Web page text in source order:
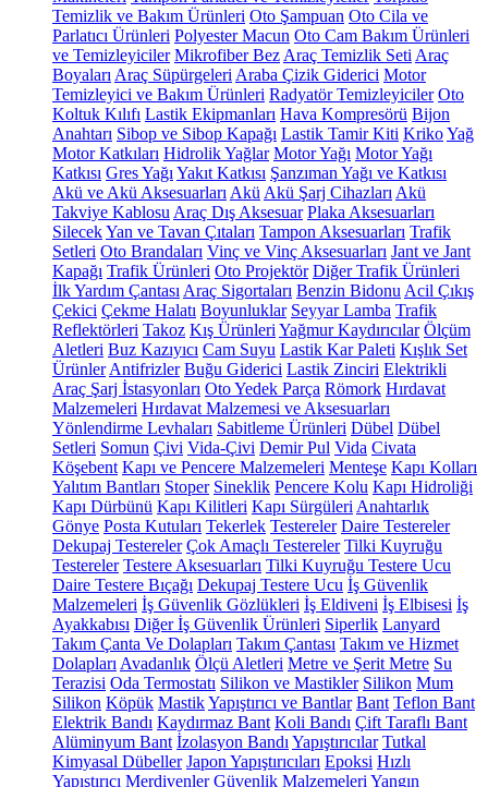
Temizlik ve Bakım Ürünleri Oto Şampuan Oto Cila ve
Parlatıcı Ürünleri Polyester Macun Oto Cam Bakım Ürünleri
ve Temizleyiciler Mikrofiber Bez Araç Temizlik Seti Araç
Boyaları Araç Süpürgeleri Araba Çizik Giderici Motor
Temizleyici ve Bakım Ürünleri Radyatör Temizleyiciler Oto
Koltuk Kılıfı Lastik Ekipmanları Hava Kompresörü Bijon
Anahtarı Sibop ve Sibop Kapağı Lastik Tamir Kiti KrikoYağ
Motor Katkıları Hidrolik Yağlar Motor Yağı Motor Yağı
Katkısı Gres Yağı Yakıt Katkısı Şanzıman Yağı ve Katkısı
Akü ve Akü Aksesuarları Akü Akü Şarj Cihazları Akü
Takviye Kablosu Araç Dış Aksesuar Plaka Aksesuarları
SilecekYan ve Tavan Çıtaları Tampon Aksesuarları Trafik
Setleri Oto Brandaları Vinç ve Vinç Aksesuarları Jant ve Jant
Kapağı Trafik Ürünleri Oto Projektör Diğer Trafik Ürünleri
İlk Yardım Çantası Araç Sigortaları Benzin Bidonu Acil Çıkış
Çekici Çekme Halatı Boyunluklar Seyyar Lamba Trafik
Reflektörleri Takoz Kış Ürünleri Yağmur Kaydırıcılar Ölçüm
Aletleri Buz Kazıyıcı Cam Suyu Lastik Kar Paleti Kışlık Set
Ürünler Antifrizler Buğu Giderici Lastik Zinciri Elektrikli
Araç Şarj İstasyonları Oto Yedek Parça Römork Hırdavat
Malzemeleri Hırdavat Malzemesi ve Aksesuarları
Yönlendirme Levhaları Sabitleme Ürünleri Dübel Dübel
Setleri Somun Çivi Vida-Çivi Demir Pul Vida Civata
Köşebent Kapı ve Pencere Malzemeleri Menteşe Kapı Kolları
Yalıtım Bantları Stoper Sineklik Pencere Kolu Kapı Hidroliği
Kapı Dürbünü Kapı Kilitleri Kapı Sürgüleri Anahtarlık
Gönye Posta Kutuları Tekerlek Testereler Daire Testereler
Dekupaj Testereler Çok Amaçlı Testereler Tilki Kuyruğu
Testereler Testere Aksesuarları Tilki Kuyruğu Testere Ucu
Daire Testere Bıçağı Dekupaj Testere Ucu İş Güvenlik
Malzemeleri İş Güvenlik Gözlükleri İş Eldiveni İş Elbisesi İş
Ayakkabısı Diğer İş Güvenlik Ürünleri Siperlik Lanyard
Takım Çanta Ve Dolapları Takım Çantası Takım ve Hizmet
Dolapları Avadanlık Ölçü Aletleri Metre ve Şerit Metre Su
Terazisi Oda Termostatı Silikon ve Mastikler Silikon Mum
Silikon Köpük MastikYapıştırıcı ve Bantlar Bant Teflon Bant
Elektrik Bandı Kaydırmaz Bant Koli Bandı Çift Taraflı Bant
Alüminyum Bant İzolasyon Bandı Yapıştırıcılar Tutkal
Kimyasal Dübeller Japon Yapıştırıcıları Epoksi Hızlı
Yapıştırıcı Merdivenler Güvenlik Malzemeleri Yangın